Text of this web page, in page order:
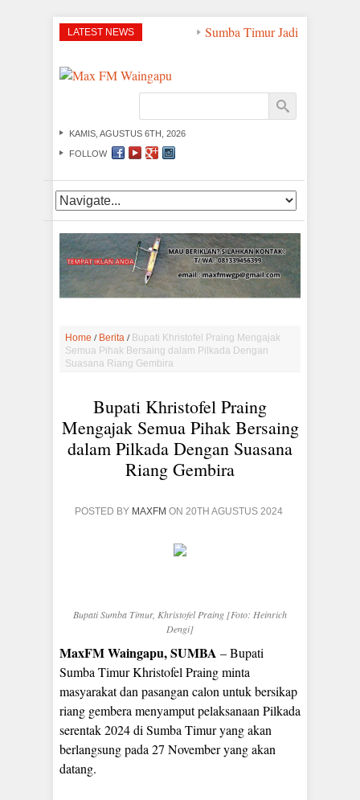
LATEST NEWS Sumba Timur Jadi Titik
KAMIS, AGUSTUS 6TH, 2026
FOLLOW
Home / Berita / Bupati Khristofel Praing Mengajak
Semua Pihak Bersaing dalam Pilkada Dengan
Suasana Riang Gembira
Bupati Khristofel Praing
Mengajak Semua Pihak Bersaing
dalam Pilkada Dengan Suasana
Riang Gembira
POSTED BY MAXFM ON 20TH AGUSTUS 2024
Bupati Sumba Timur, Khristofel Praing [Foto: Heinrich
Dengi]
MaxFM Waingapu, SUMBA – Bupati
Sumba Timur Khristofel Praing minta
masyarakat dan pasangan calon untuk bersikap
riang gembera menyamput pelaksanaan Pilkada
serentak 2024 di Sumba Timur yang akan
berlangsung pada 27 November yang akan
datang.